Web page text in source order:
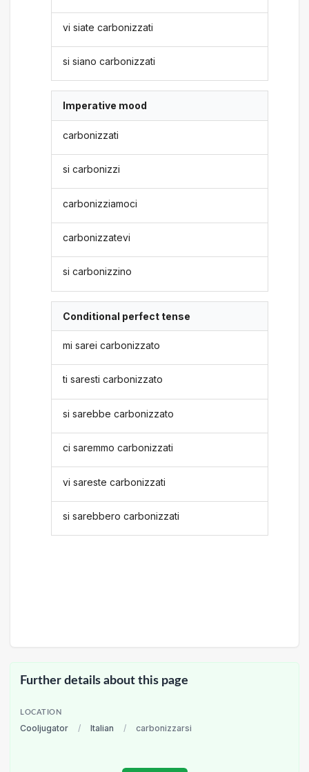
vi siate carbonizzati
si siano carbonizzati
Imperative mood
carbonizzati
si carbonizzi
carbonizziamoci
carbonizzatevi
si carbonizzino
Conditional perfect tense
mi sarei carbonizzato
ti saresti carbonizzato
si sarebbe carbonizzato
ci saremmo carbonizzati
vi sareste carbonizzati
si sarebbero carbonizzati
Further details about this page
LOCATION
Cooljugator / Italian / carbonizzarsi